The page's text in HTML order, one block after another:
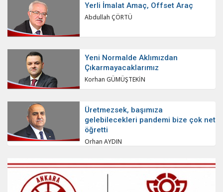
Yerli İmalat Amaç, Offset Araç
Abdullah ÇÖRTÜ
Yeni Normalde Aklımızdan
Çıkarmayacaklarımız
Korhan GÜMÜŞTEKİN
Üretmezsek, başımıza
gelebilecekleri pandemi bize çok net
öğretti
Orhan AYDIN